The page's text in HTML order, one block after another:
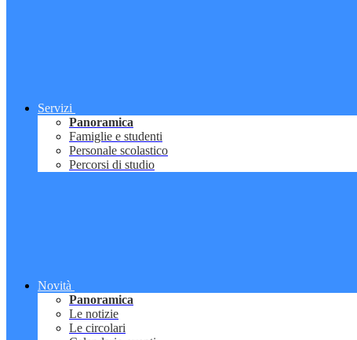
Servizi
Panoramica
Famiglie e studenti
Personale scolastico
Percorsi di studio
Novità
Panoramica
Le notizie
Le circolari